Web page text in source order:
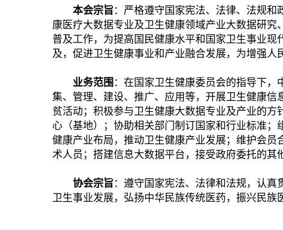
本会宗旨 ：严格遵守国家宪法、法律、法规
康医疗大数据专业及卫生健康领域产业大数据研
普及工作，为提高国民健康水平和国家卫生事业
及，促进卫生健康事业和产业融合发展，为增强人
业务范围 ：在国家卫生健康委员会的指导下
集、管理、建设、推广、应用等，开展卫生健康
贫活动；积极参与卫生健康大数据专业及产业的
心（基地）；协助相关部门制订国家和行业标准
健康产业布局，推动卫生健康产业发展；维护会
术人员；搭建信息大数据平台，接受政府委托的其
协会宗旨 ：遵守国家宪法、法律和法规，认
卫生事业发展，弘扬中华民族传统医药，振兴民族